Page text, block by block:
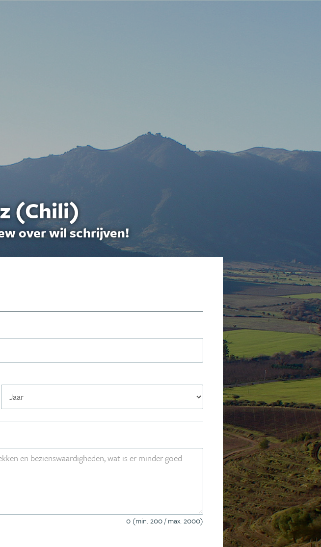
(Chili)
over wil schrijven!
0 (min. 200 / max. 2000)